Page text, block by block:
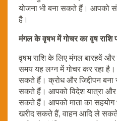
योजना भी बना सकते हैं। आपको
है।
मंगल के वृषभ में गोचर का वृष राशि
वृषभ राशि के लिए मंगल बारहवें और
समय यह लग्न में गोचर कर रहा
सकते हैं। क्रोध और जिद्दीपन
सकते हैं। आपको विदेश यात्रा
सकते हैं। आपको माता का
खरीद सकते हैं, वाहन आदि ले सकते